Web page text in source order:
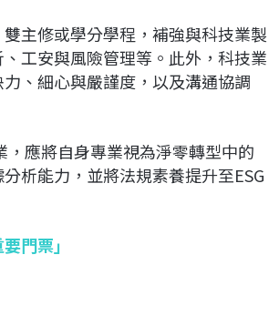
主修或學分學程，補強與科技業製
工安與風險管理等。此外，科技業
、細心與嚴謹度，以及溝通協調
應將自身專業視為淨零轉型中的
析能力，並將法規素養提升至ESG
門票」